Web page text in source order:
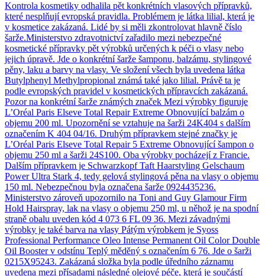
Kontrola kosmetiky odhalila pět konkrétních vlasových přípravků,
které nesplňují evropská pravidla. Problémem je látka lilial, která je
v kosmetice zakázaná. Lidé by si měli zkontrolovat hlavně číslo
šarže.Ministerstvo zdravotnictví zařadilo mezi nebezpečné
kosmetické přípravky pět výrobků určených k péči o vlasy nebo
jejich úpravě. Jde o konkrétní šarže šamponu, balzámu, stylingové
pěny, laku a barvy na vlasy. Ve složení všech byla uvedena látka
Butylphenyl Methylpropional známá také jako lilial. Právě ta je
podle evropských pravidel v kosmetických přípravcích zakázaná.
Pozor na konkrétní šarže známých značek Mezi výrobky figuruje
L’Oréal Paris Elseve Total Repair Extreme Obnovující balzám o
objemu 200 ml. Upozornění se vztahuje na šarži 24K404 s dalším
označením K 404 04/16. Druhým přípravkem stejné značky je
L’Oréal Paris Elseve Total Repair 5 Extreme Obnovující šampon o
objemu 250 ml a šarži 24S100. Oba výrobky pocházejí z Francie.
Dalším přípravkem je Schwarzkopf Taft Haarstyling Gelschaum
Power Ultra Stark 4, tedy gelová stylingová pěna na vlasy o objemu
150 ml. Nebezpečnou byla označena šarže 0924435236.
Ministerstvo zároveň upozornilo na Toni and Guy Glamour Firm
Hold Hairspray, lak na vlasy o objemu 250 ml, u něhož je na spodní
straně obalu uveden kód 4 073 6 FL 09 36. Mezi závadnými
výrobky je také barva na vlasy Pátým výrobkem je Syoss
Professional Performance Oleo Intense Permanent Oil Color Double
Oil Booster v odstínu Teplý měděný s označením 6 76. Jde o šarži
0215X95243. Zakázaná složka byla podle úředního záznamu
uvedena mezi přísadami následné olejové péče, která je součástí